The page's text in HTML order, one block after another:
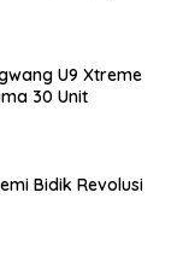
U9 Xtreme
30 Unit
Bidik Revolusi